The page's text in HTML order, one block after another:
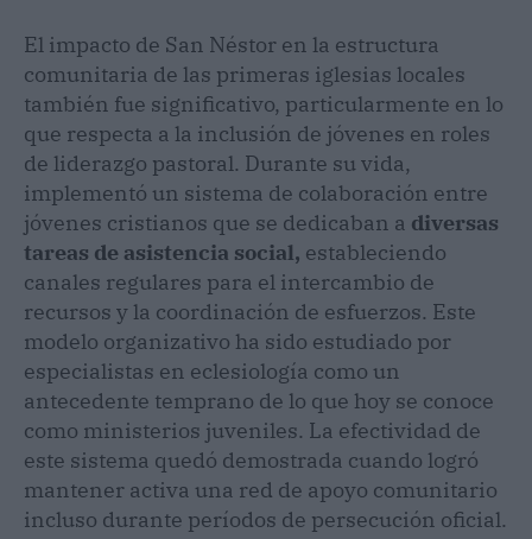
El impacto de San Néstor en la estructura
comunitaria de las primeras iglesias locales
también fue significativo, particularmente en lo
que respecta a la inclusión de jóvenes en roles
de liderazgo pastoral. Durante su vida,
implementó un sistema de colaboración entre
jóvenes cristianos que se dedicaban a diversas
tareas de asistencia social, estableciendo
canales regulares para el intercambio de
recursos y la coordinación de esfuerzos. Este
modelo organizativo ha sido estudiado por
especialistas en eclesiología como un
antecedente temprano de lo que hoy se conoce
como ministerios juveniles. La efectividad de
este sistema quedó demostrada cuando logró
mantener activa una red de apoyo comunitario
incluso durante períodos de persecución oficial.